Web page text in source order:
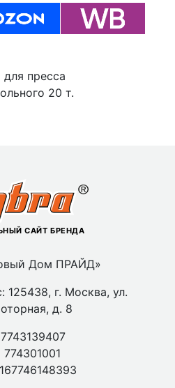
пресса
20 т.
САЙТ БРЕНДА
Дом ПРАЙД»
125438, г. Москва, ул.
д. 8